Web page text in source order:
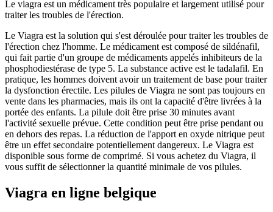
Le viagra est un médicament très populaire et largement utilisé pour
traiter les troubles de l'érection.
Le Viagra est la solution qui s'est déroulée pour traiter les troubles de
l'érection chez l'homme. Le médicament est composé de sildénafil,
qui fait partie d'un groupe de médicaments appelés inhibiteurs de la
phosphodiestérase de type 5. La substance active est le tadalafil. En
pratique, les hommes doivent avoir un traitement de base pour traiter
la dysfonction érectile. Les pilules de Viagra ne sont pas toujours en
vente dans les pharmacies, mais ils ont la capacité d'être livrées à la
portée des enfants. La pilule doit être prise 30 minutes avant
l'activité sexuelle prévue. Cette condition peut être prise pendant ou
en dehors des repas. La réduction de l'apport en oxyde nitrique peut
être un effet secondaire potentiellement dangereux. Le Viagra est
disponible sous forme de comprimé. Si vous achetez du Viagra, il
vous suffit de sélectionner la quantité minimale de vos pilules.
Viagra en ligne belgique